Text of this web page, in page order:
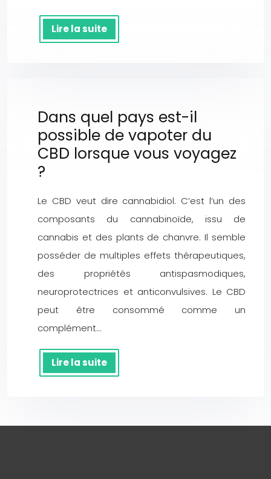
Lire la suite
Dans quel pays est-il
possible de vapoter du
CBD lorsque vous voyagez
?
Le CBD veut dire cannabidiol. C’est l’un des
composants du cannabinoïde, issu de
cannabis et des plants de chanvre. Il semble
posséder de multiples effets thérapeutiques,
des propriétés antispasmodiques,
neuroprotectrices et anticonvulsives. Le CBD
peut être consommé comme un
complément…
Lire la suite